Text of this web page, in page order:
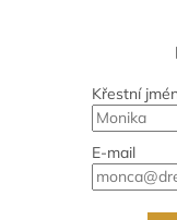
Křestní
E-mail